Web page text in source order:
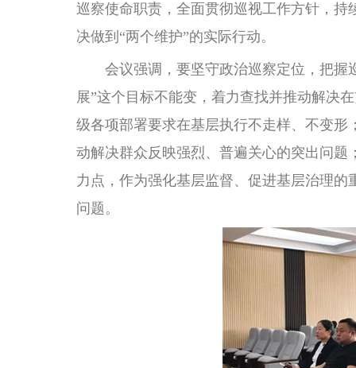
巡察使命职责，全面贯彻巡视工作方针，
决做到“两个维护”的实际行动。
会议强调，要坚守政治巡察定位，把握巡
展”这个目标不能变，着力查找并推动解决
级各项部署要求在基层执行不走样、不变形
动解决群众反映强烈、普遍关心的突出问
力点，作为强化基层监督、促进基层治理
问题。